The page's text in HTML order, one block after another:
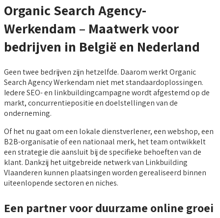
Organic Search Agency-
Werkendam – Maatwerk voor
bedrijven in België en Nederland
Geen twee bedrijven zijn hetzelfde. Daarom werkt Organic
Search Agency Werkendam niet met standaardoplossingen.
Iedere SEO- en linkbuildingcampagne wordt afgestemd op de
markt, concurrentiepositie en doelstellingen van de
onderneming.
Of het nu gaat om een lokale dienstverlener, een webshop, een
B2B-organisatie of een nationaal merk, het team ontwikkelt
een strategie die aansluit bij de specifieke behoeften van de
klant. Dankzij het uitgebreide netwerk van Linkbuilding
Vlaanderen kunnen plaatsingen worden gerealiseerd binnen
uiteenlopende sectoren en niches.
Een partner voor duurzame online groei